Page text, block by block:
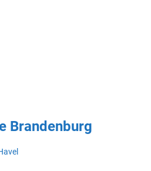
Brandenburg